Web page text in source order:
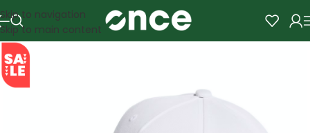
Skip to navigation
Skip to main content
SALE